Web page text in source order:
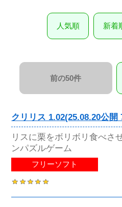
人気順 新着
前の50件
クリリス 1.02(25.08.20公開
リスに栗をボリボリ食べさ
ンパズルゲーム
フリーソフト